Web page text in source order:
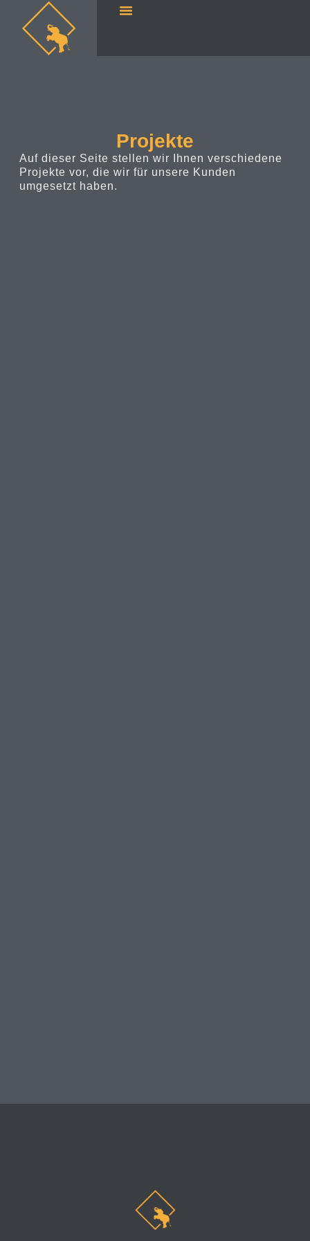
Projekte
Auf dieser Seite stellen wir Ihnen verschiedene
Projekte vor, die wir für unsere Kunden
umgesetzt haben.